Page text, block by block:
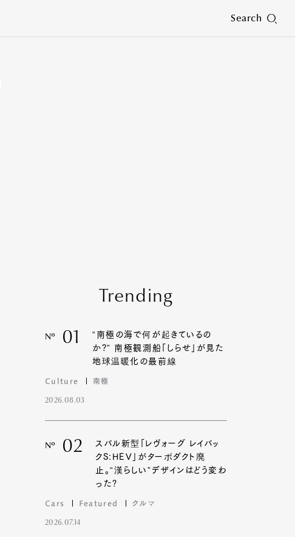
Search
Trending
Nº 01
“南極の海で何が起きているの
か?” 南極観測船「しらせ」が見た
地球温暖化の最前線
Culture 南極
2026.08.03
Nº 02
スバル新型「レヴォーグ レイバッ
クS:HEV」がターボダクト廃
止。“漢らしい”デザインはどう変わ
った?
Cars Featured クルマ
2026.07.14